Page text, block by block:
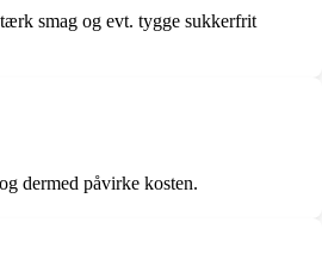
smag og evt. tygge sukkerfrit
dermed påvirke kosten.